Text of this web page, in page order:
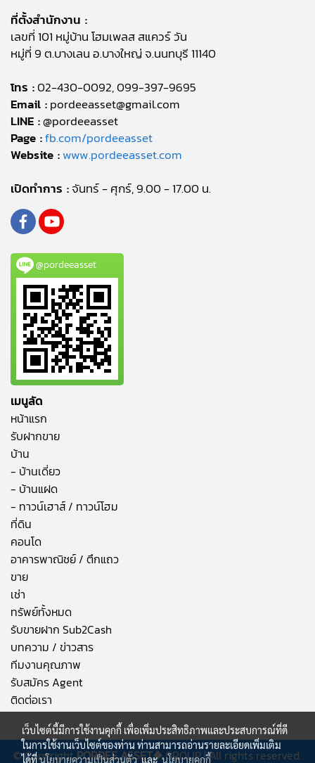
ที่ตั้งสำนักงาน :
เลขที่ 101 หมู่บ้าน โฮมเพลส สแควร์ วัน
หมู่ที่ 9 ต.บางเลน อ.บางใหญ่ จ.นนทบุรี 11140
โทร :02-430-0092, 099-397-9695
Email :pordeeasset@gmail.com
LINE :@pordeeasset
Page :fb.com/pordeeasset
Website :www.pordeeasset.com
เปิดทำการ :จันทร์ - ศุกร์, 9.00 - 17.00 น.
@pordeeasset
เมนูลัด
หน้าแรก
รับฝากขาย
บ้าน
- บ้านเดี่ยว
- บ้านแฝด
- ทาวน์เฮาส์ / ทาวน์โฮม
ที่ดิน
คอนโด
อาคารพาณิชย์ / ตึกแถว
ขาย
เช่า
ทรัพย์ทั้งหมด
รับขายฝาก Sub2Cash
บทความ / ข่าวสาร
ทีมงานคุณภาพ
รับสมัคร Agent
ติดต่อเรา
© CopyrightPORDEE ASSET❖GROUP | All rights reserved.
เว็บไซต์นี้มีการใช้งานคุกกี้ เพื่อเพิ่มประสิทธิภาพและประสบการณ์ที่ดี
ในการใช้งานเว็บไซต์ของท่าน ท่านสามารถอ่านรายละเอียดเพิ่มเติม
ได้ที่นโยบายความเป็นส่วนตัวและนโยบายคุกกี้